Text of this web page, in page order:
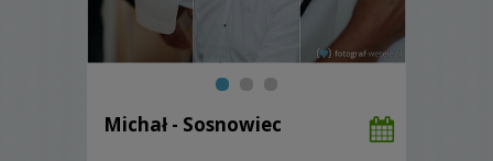
Michał - Sosnowiec